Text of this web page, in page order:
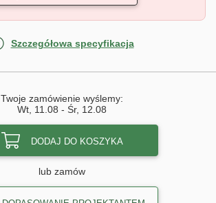
Szczegółowa specyfikacja
Twoje zamówienie wyślemy:
Wt, 11.08 - Śr, 12.08
DODAJ DO KOSZYKA
lub zamów